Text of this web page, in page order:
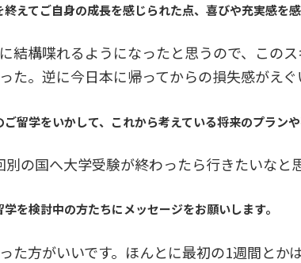
終えてご自身の成長を感じられた点、喜びや充実感を
結構喋れるようになったと思うので、この
た。逆に今日本に帰ってからの損失感がえぐ
ご留学をいかして、これから考えている将来のプラン
別の国へ大学受験が終わったら行きたいなと
学を検討中の方たちにメッセージをお願いします。
た方がいいです。ほんとに最初の1週間とか